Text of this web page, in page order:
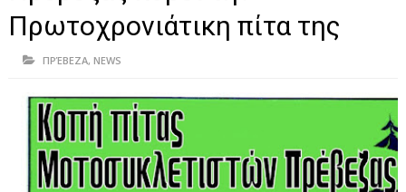
ΗΠΕΙΡΟΣ
ΠΡΕΒΕΖΑ
ΙΩΑΝΝΙΝΑ
ΘΕΣΠΡΩΤΙΑ
ΙΟΝΙΑ ΝΗΣΙΑ
Πρωτοχρονιάτικη πίτα της
ΠΡΈΒΕΖΑ, NEWS